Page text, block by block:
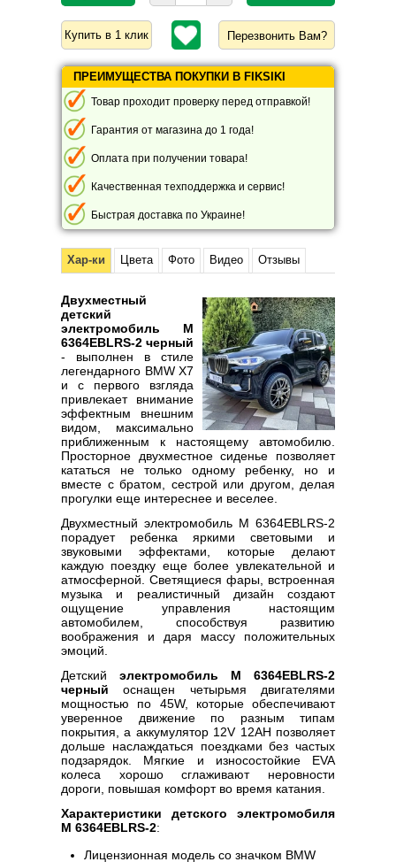
Перезвонить Вам?
ПРЕИМУЩЕСТВА ПОКУПКИ В FIKSIKI
Товар проходит проверку перед отправкой!
Гарантия от магазина до 1 года!
Оплата при получении товара!
Качественная техподдержка и сервис!
Быстрая доставка по Украине!
Хар-ки Цвета Фото Видео Отзывы
Двухместный
детский
электромобиль M
6364EBLRS-2 черный
- выполнен в стиле
легендарного BMW X7
и с первого взгляда
привлекает внимание
эффектным внешним
видом, максимально
приближенным к настоящему автомобилю.
Просторное двухместное сиденье позволяет
кататься не только одному ребенку, но и
вместе с братом, сестрой или другом, делая
прогулки еще интереснее и веселее.
Двухместный электромобиль M 6364EBLRS-2
порадует ребенка яркими световыми и
звуковыми эффектами, которые делают
каждую поездку еще более увлекательной и
атмосферной. Светящиеся фары, встроенная
музыка и реалистичный дизайн создают
ощущение управления настоящим
автомобилем, способствуя развитию
воображения и даря массу положительных
эмоций.
Детский электромобиль M 6364EBLRS-2
черный оснащен четырьмя двигателями
мощностью по 45W, которые обеспечивают
уверенное движение по разным типам
покрытия, а аккумулятор 12V 12AH позволяет
дольше наслаждаться поездками без частых
подзарядок. Мягкие и износостойкие EVA
колеса хорошо сглаживают неровности
дороги, повышая комфорт во время катания.
Характеристики детского электромобиля
M 6364EBLRS-2:
Лицензионная модель со значком BMW